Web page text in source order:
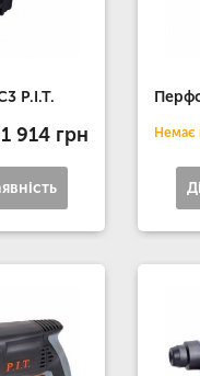
P.I.T.
1 914 грн Немає